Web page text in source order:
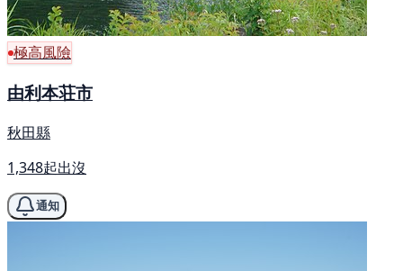
極高風險
由利本荘市
秋田縣
1,348起出沒
通知